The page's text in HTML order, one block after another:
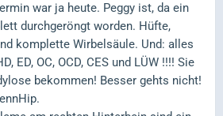
war ja heute. Peggy ist, da ein
durchgeröngt worden. Hüfte,
komplette Wirbelsäule. Und: alles
ED, OC, OCD, CES und LÜW !!!! Sie
bekommen! Besser gehts nicht!